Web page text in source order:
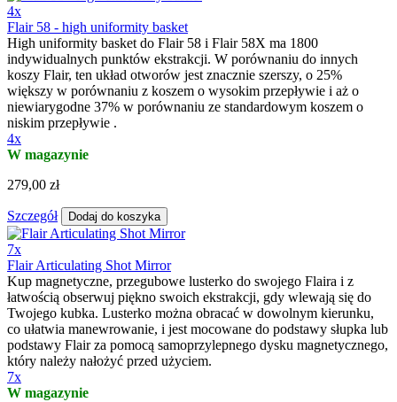
4x
Flair 58 - high uniformity basket
High uniformity basket do Flair 58 i Flair 58X ma 1800
indywidualnych punktów ekstrakcji. W porównaniu do innych
koszy Flair, ten układ otworów jest znacznie szerszy, o 25%
większy w porównaniu z koszem o wysokim przepływie i aż o
niewiarygodne 37% w porównaniu ze standardowym koszem o
niskim przepływie .
4x
W magazynie
279,00 zł
Szczegół Dodaj do koszyka
7x
Flair Articulating Shot Mirror
Kup magnetyczne, przegubowe lusterko do swojego Flaira i z
łatwością obserwuj piękno swoich ekstrakcji, gdy wlewają się do
Twojego kubka. Lusterko można obracać w dowolnym kierunku,
co ułatwia manewrowanie, i jest mocowane do podstawy słupka lub
podstawy Flair za pomocą samoprzylepnego dysku magnetycznego,
który należy nałożyć przed użyciem.
7x
W magazynie